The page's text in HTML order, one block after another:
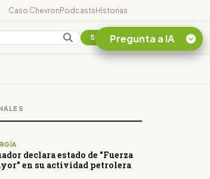
Caso ChevronPodcastsHistorias
Suscribirse
declara estado de "Fuerza
en su actividad petrolera
Pregunta a IA
¿En que consiste la